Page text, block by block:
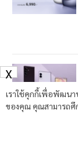
เราใช้คุกกี้เพื่อพัฒน
ของคุณ คุณสามารถศึ
X